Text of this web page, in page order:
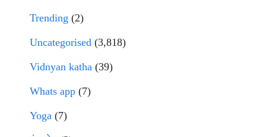
Trending (2)
Uncategorised (3,818)
Vidnyan katha (39)
Whats app (7)
Yoga (7)